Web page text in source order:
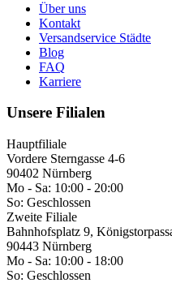
Über uns
Kontakt
Versandservice Städte
Blog
FAQ
Karriere
Unsere Filialen
Hauptfiliale
Vordere Sterngasse 4-6
90402 Nürnberg
Mo - Sa: 10:00 - 20:00
So: Geschlossen
Zweite Filiale
Bahnhofsplatz 9,
90443 Nürnberg
Mo - Sa: 10:00 - 18:00
So: Geschlossen